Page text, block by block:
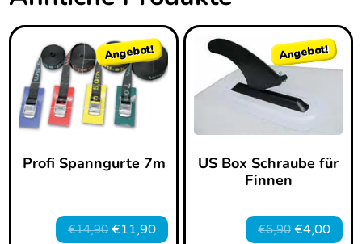
Angebot!
Profi Spanngurte 7m
€14,90 €11,90
Angebot!
US Box Schraube für
Finnen
€6,90 €4,00